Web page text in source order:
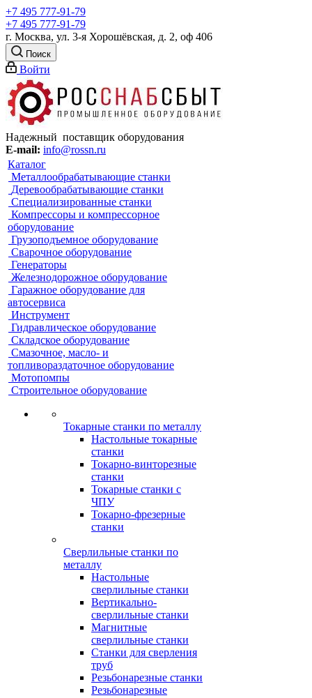
+7 495 777-91-79
+7 495 777-91-79
г. Москва, ул. 3-я Хорошёвская, д. 2, оф 406
Поиск
Войти
Надежный поставщик оборудования
E-mail: info@rossn.ru
Каталог
Металлообрабатывающие станки
Деревообрабатывающие станки
Специализированные станки
Компрессоры и компрессорное
оборудование
Грузоподъемное оборудование
Сварочное оборудование
Генераторы
Железнодорожное оборудование
Гаражное оборудование для
автосервиса
Инструмент
Гидравлическое оборудование
Складское оборудование
Смазочное, масло- и
топливораздаточное оборудование
Мотопомпы
Строительное оборудование
Токарные станки по металлу
Настольные токарные
станки
Токарно-винторезные
станки
Токарные станки с
ЧПУ
Токарно-фрезерные
станки
Сверлильные станки по
металлу
Настольные
сверлильные станки
Вертикально-
сверлильные станки
Магнитные
сверлильные станки
Станки для сверления
труб
Резьбонарезные станки
Резьбонарезные